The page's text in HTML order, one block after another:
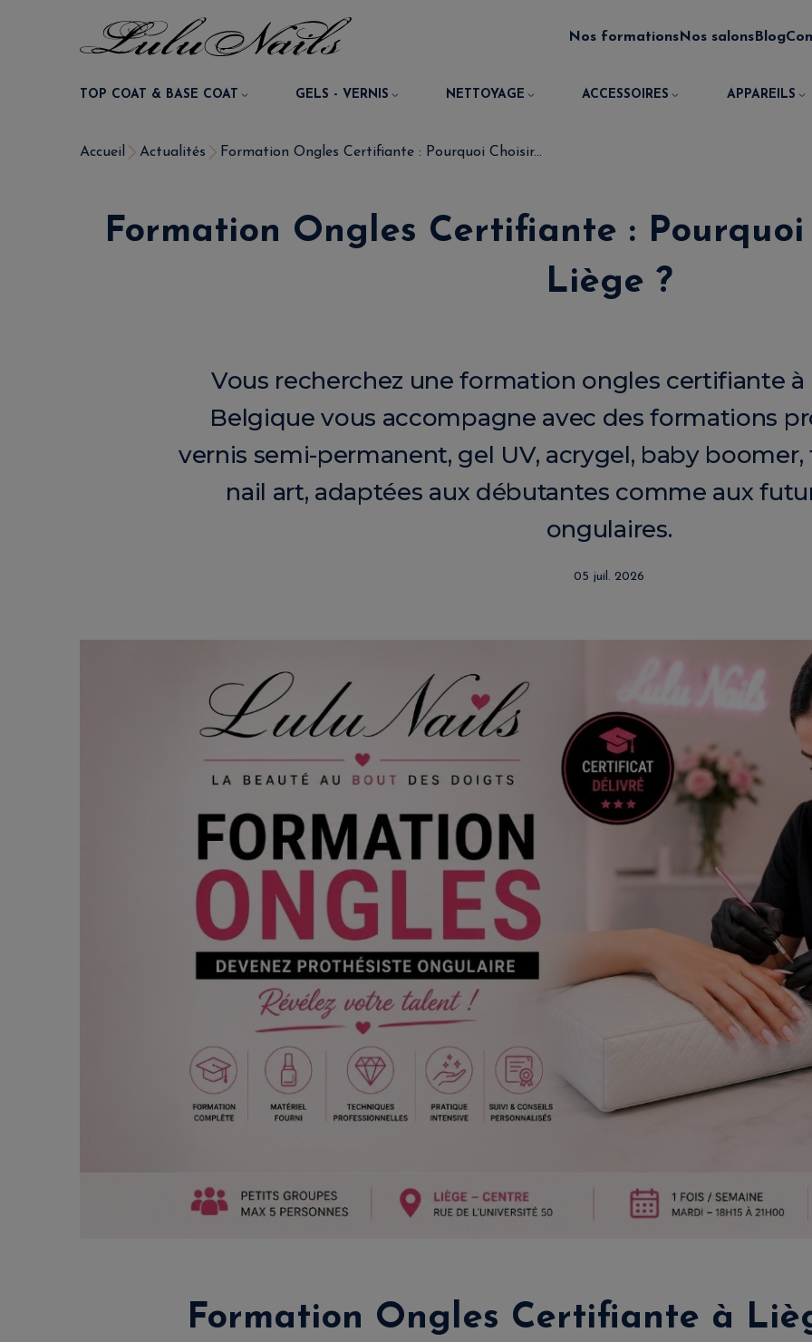
Nos formationsNos salons Blog
TOP COAT & BASE COAT GELS - VERNIS NETTOYAGE ACCESSOIRES APPAREILS
Accueil Actualités Formation Ongles Certifiante : Pourquoi Choisir...
Formation Ongles Certifiante :
Liège ?
Vous recherchez une formation ongles certifiante à
Belgique vous accompagne avec des formations
vernis semi-permanent, gel UV, acrygel, baby
nail art, adaptées aux débutantes comme aux
ongulaires.
05 juil. 2026
Formation Ongles Certifiante à